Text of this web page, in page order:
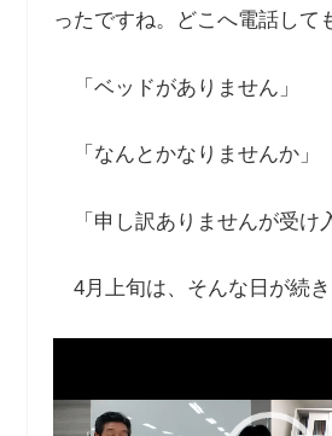
ったですね。どこへ電話して
「ベッドがありません」
「なんとかなりませんか」
「申し訳ありませんが受け
4月上旬は、そんな日が続き
プ